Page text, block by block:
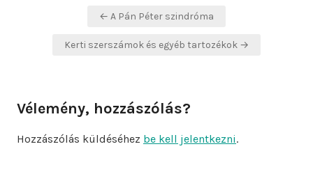
Bejegyzés← A Pán Péter szindróma
Kerti szerszámok és egyéb tartozékok →
Vélemény, hozzászólás?
Hozzászólás küldéséhez be kell jelentkezni.